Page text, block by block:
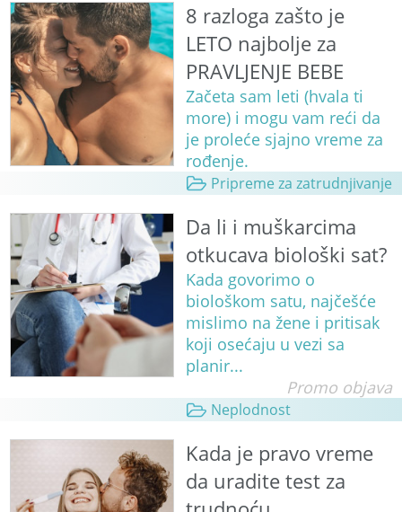
8 razloga zašto je
LETO najbolje za
PRAVLJENJE BEBE
Začeta sam leti (hvala ti
more) i mogu vam reći da
je proleće sjajno vreme za
rođenje.
Pripreme za zatrudnjivanje
Da li i muškarcima
otkucava biološki sat?
Kada govorimo o
biološkom satu, najčešće
mislimo na žene i pritisak
koji osećaju u vezi sa
planir...
Promo objava
Neplodnost
Kada je pravo vreme
da uradite test za